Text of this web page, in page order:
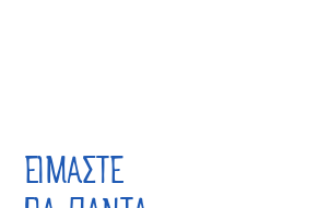
ΕΙΜΑΣΤΕ